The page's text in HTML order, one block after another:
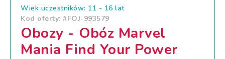
Wiek uczestników: 11 - 16 lat
Kod oferty: #FOJ-993579
Obozy - Obóz Marvel
Mania Find Your Power